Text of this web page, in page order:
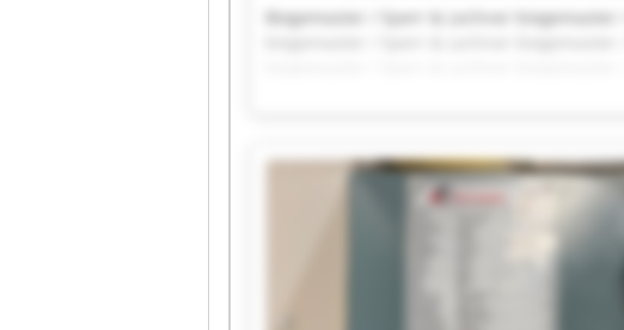
Biegemaster / Sperr & Lechner
biegemaster / Sperr & Lechner